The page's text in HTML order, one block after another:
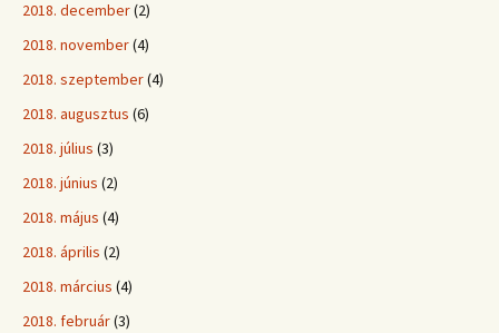
2018. december(2)
2018. november(4)
2018. szeptember(4)
2018. augusztus (6)
2018. július (3)
2018. június (2)
2018. május (4)
2018. április (2)
2018. március (4)
2018. február(3)